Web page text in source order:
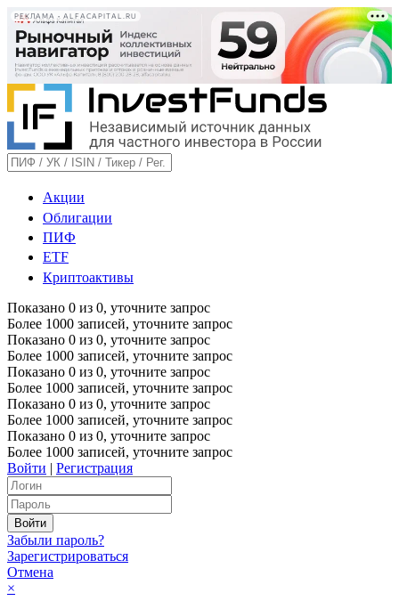
РЕКЛАМА • ALFACAPITAL.RU
Акции
Облигации
ПИФ
ETF
Криптоактивы
Показано 0 из 0, уточните запрос
Более 1000 записей, уточните запрос
Показано 0 из 0, уточните запрос
Более 1000 записей, уточните запрос
Показано 0 из 0, уточните запрос
Более 1000 записей, уточните запрос
Показано 0 из 0, уточните запрос
Более 1000 записей, уточните запрос
Показано 0 из 0, уточните запрос
Более 1000 записей, уточните запрос
Войти | Регистрация
Забыли пароль?
Зарегистрироваться
Отмена
×